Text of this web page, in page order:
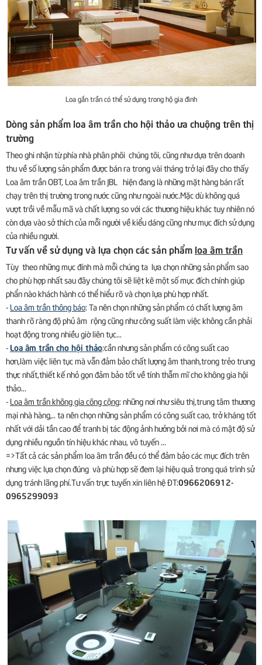
Loa gắn trần có thể sử dụng trong hộ gia đình
Dòng sản phẩm loa âm trần cho hội thảo ưa chuộng trên thị
trường
Theo ghi nhận từ phía nhà phân phôi chúng tôi, cũng như dựa trên doanh
thu về số lượng sản phẩm được bán ra trong vài tháng trở lại đây cho thấy
Loa âm trần OBT, Loa âm trần JBL hiện đang là những mặt hàng bán rất
chạy trên thị trường trong nước cũng như ngoài nước.Mặc dù không quá
vượt trồi về mẫu mã và chất lượng so với các thương hiệu khác tuy nhiên nó
còn dựa vào sở thích của mỗi người về kiểu dáng cũng như mục đích sử dụng
của nhiều người.
Tư vấn về sử dụng và lựa chọn các sản phẩm loa âm trần
Tùy theo những mục đính mà mỗi chúng ta lựa chọn những sản phẩm sao
cho phù hợp nhất sau đây chúng tôi sẽ liệt kê một số mục đích chính giúp
phẩn nào khách hành có thể hiểu rõ và chọn lựa phù hợp nhất.
-Loa âm trần thông báo: Ta nên chọn những sản phẩm có chất lượng âm
thanh rõ ràng độ phủ âm rộng cũng như công suất làm việc không cần phải
hoạt động trong nhiều giờ liên tục...
-Loa âm trần cho hội thảo:cần nhưng sản phẩm có công suất cao
hơn,làm việc liên tục mà vẫn đảm bảo chất lượng âm thanh,trong trẻo trung
thực nhất,thiết kế nhỏ gọn đảm bảo tốt về tính thẫm mĩ cho không gia hội
thảo...
-Loa âm trần không gia công cộng: những nơi như siêu thị,trung tâm thương
mại nhà hàng,.. ta nên chọn những sản phẩm có công suất cao, trở kháng tốt
nhất với dải tần cao để tranh bị tác động ảnh hưởng bởi nơi mà có mật độ sử
dụng nhiều nguồn tín hiệu khác nhau, vô tuyến ...
=>Tất cả các sản phẩm loa âm trần đều có thể đảm bảo các mục đích trên
nhưng việc lựa chọn đúng và phù hợp sẽ đem lại hiệu quả trong quá trình sử
dụng tránh lãng phí.Tư vấn trực tuyến xin liên hệ ĐT:0966206912-
0965299093